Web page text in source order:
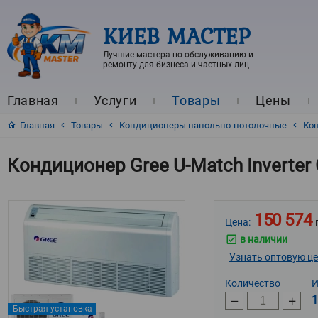
КИЕВ МАСТЕР
Лучшие мастера по обслуживанию и
ремонту для бизнеса и частных лиц
Главная Услуги Товары Цены
Главная Товары Кондиционеры напольно-потолочные
Кондиционер Gree U-Match
Быстрая установка
Цена: 150 574
в наличии
Узнать оптовую
Количество